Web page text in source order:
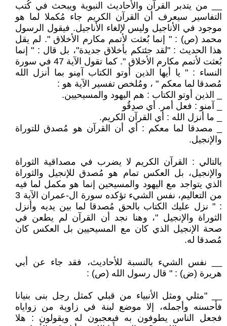
__ من يتدبر القرآن والأحاديث النبوية ويبحث في كُتب
التفاسير سيعرف أن القرآن الكريم جاء مُكملا لما هو
موجود في الأناجيل وليس لإلغاء الأناجيل. فيقول الرسول
محمد (ص) : " إنما بُعثت لأتمم مكارم الأخلاق ". لم يقل
هذا الحديث : "لقد جئتكم بأخلاق جديدة"، بل قال : " إنما
بُعثت لأتمم مكارم الأخلاق ". كما تقول الآية 47 في سورة
النساء : " يا أيها الذين أوتو الكتاب آمِنو بما أنزل الله
مُصدقا لما معكم " ، ومُلخص تفسير الآية هو :
_ الذين أوتو الكتاب : هم اليهود والمسيحيين.
_ آمنو : فعل أمر. أي صدِقُو
_ ما أنزل الله : أي القرآن الكريم.
_ مصدقا لما معكم : أي أن القرآن هو مُصدق للتوراة
والإنجيل.
بالتالي : القرآن الكريم لا يضرب في مصداقية الثوراة
والإنجيل، بل العكس تمام هو مُصدق للإنجيل والثوراة
الذي يتواجد مع اليهود والمسيحين إنما هو مكمل لما فيه
من التعاليم، نفس الشيء تؤكده سورة ال-عمران الآية 3
: " نزل عليك الكتاب بالحق مُصدقا لما بين يديه وأنزل
الثوراة والإنجيل "، وهنا نجد أن القرآن لم يطعن في
صحة الإنجيل الذي كان مع المسيحيين بل العكس كان
مُصدقا له.
__ نفس الشيء بالنسبة للأحاديث، فقد جاء عن أبي
هريرة (ض) : " قال رسول الله (ص) :
__ "مثلي ومثل الأنبياء من قبلي كمثل رجل بنى بنيانا
فأحسنه وأجمله، إلا موضع لبنة في زاوية من زواياه
فجعل الناس يطوفون به فيعجبون له ويقولون : هلا